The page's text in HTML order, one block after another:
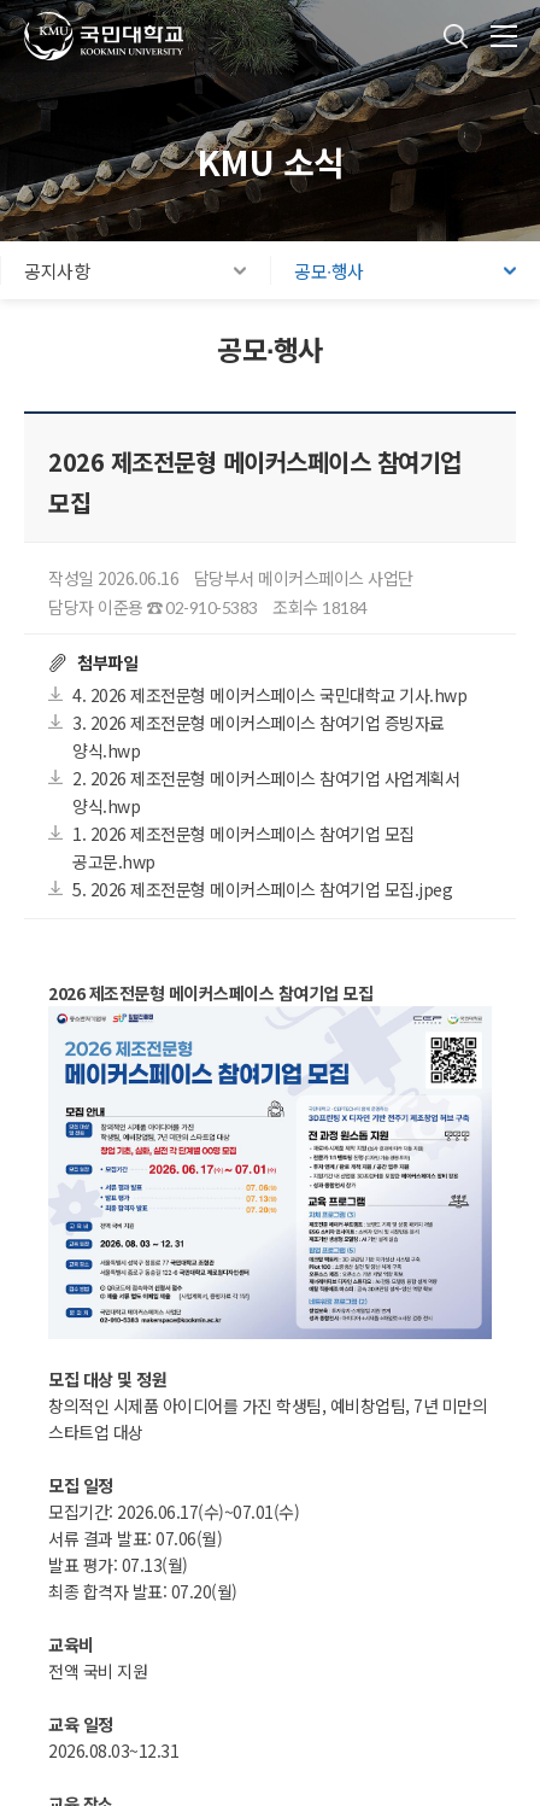
주메뉴 바로가기
본문내용 바로가기
푸터 바로가기
국민대학교
KMU 소식
공지사항 공모∙행사
공모∙행사
2026 제조전문형 메이커스페이스 참여기업
모집
작성일 2026.06.16
담당부서 메이커스페이스 사업단
담당자 이준용 ☎ 02-910-5383 조회수 18184
첨부파일
4. 2026 제조전문형 메이커스페이스 국민대학교 기사.hwp
3. 2026 제조전문형 메이커스페이스 참여기업 증빙자료
양식.hwp
2. 2026 제조전문형 메이커스페이스 참여기업 사업계획서
양식.hwp
1. 2026 제조전문형 메이커스페이스 참여기업 모집
공고문.hwp
5. 2026 제조전문형 메이커스페이스 참여기업 모집.jpeg
2026 제조전문형 메이커스페이스 참여기업 모집
모집 대상 및 정원
창의적인 시제품 아이디어를 가진 학생팀, 예비창업팀, 7년 미만의
스타트업 대상
모집 일정
모집기간: 2026.06.17(수)~07.01(수)
서류 결과 발표: 07.06(월)
발표 평가: 07.13(월)
최종 합격자 발표: 07.20(월)
교육비
전액 국비 지원
교육 일정
2026.08.03~12.31